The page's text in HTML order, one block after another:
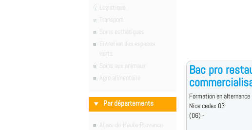
Logistique
Transport
Soins esthétiques
Entretien des espaces
verts
Soins aux animaux
Agro alimentaire
Par départements
Alpes-de-Haute-Provence
Bac pro
Formation en alternance
Nice cedex 03
(06) -